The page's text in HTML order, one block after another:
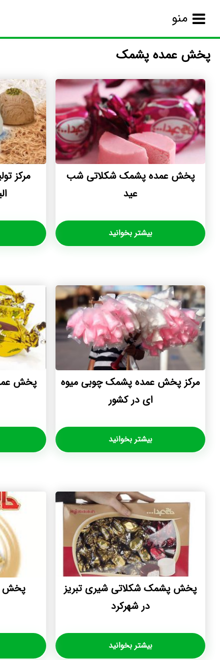
منو
پخش عمده پشمک
پخش عمده پشمک شکلاتی شب
عید
بیشتر بخوانید
مرکز
مرکز پخش عمده پشمک چوبی میوه
ای در کشور
بیشتر بخوانید
پخش
پخش پشمک شکلاتی شیری تبریز
در شهرکرد
بیشتر بخوانید
پخش